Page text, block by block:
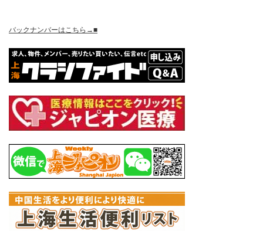
バックナンバーはこちら→■